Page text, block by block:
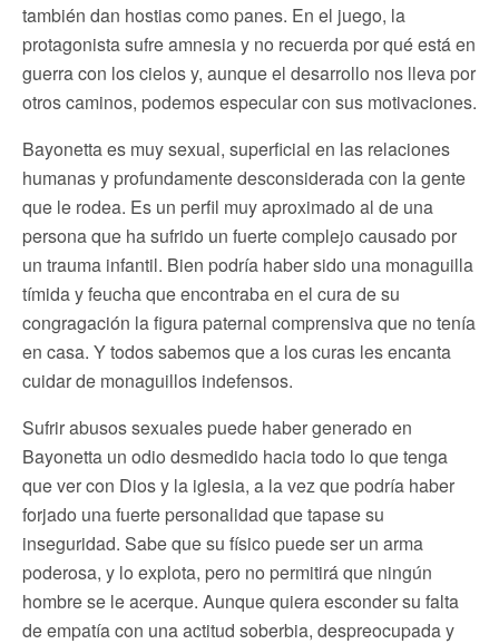
también dan hostias como panes. En el juego, la
protagonista sufre amnesia y no recuerda por qué está en
guerra con los cielos y, aunque el desarrollo nos lleva por
otros caminos, podemos especular con sus motivaciones.
Bayonetta es muy sexual, superficial en las relaciones
humanas y profundamente desconsiderada con la gente
que le rodea. Es un perfil muy aproximado al de una
persona que ha sufrido un fuerte complejo causado por
un trauma infantil. Bien podría haber sido una monaguilla
tímida y feucha que encontraba en el cura de su
congragación la figura paternal comprensiva que no tenía
en casa. Y todos sabemos que a los curas les encanta
cuidar de monaguillos indefensos.
Sufrir abusos sexuales puede haber generado en
Bayonetta un odio desmedido hacia todo lo que tenga
que ver con Dios y la iglesia, a la vez que podría haber
forjado una fuerte personalidad que tapase su
inseguridad. Sabe que su físico puede ser un arma
poderosa, y lo explota, pero no permitirá que ningún
hombre se le acerque. Aunque quiera esconder su falta
de empatía con una actitud soberbia, despreocupada y